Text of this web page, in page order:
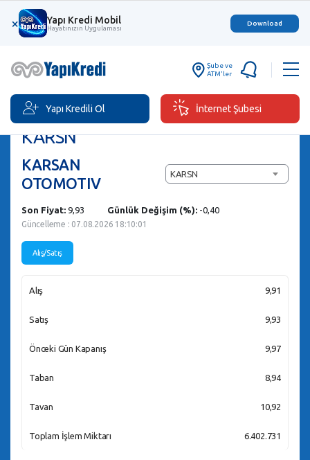
× Yapı Kredi Mobil
Hayatınızın Uygulaması
Download
Şube ve
ATM'ler
Yapı Kredili Ol İnternet Şubesi
Hisse Senedi Al/Sat
KARSN
KARSAN
OTOMOTIV
KARSN
Son Fiyat: 9,93 Günlük Değişim (%): -0,40
Güncelleme : 07.08.2026 18:10:01
Alış/Satış
Alış 9,91
Satış 9,93
Önceki Gün Kapanış 9,97
Taban 8,94
Tavan 10,92
Toplam İşlem Miktarı 6.402.731